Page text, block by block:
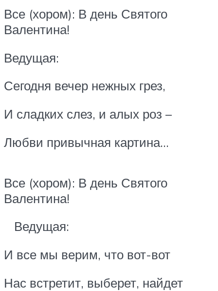
Все (хором): В день Святого
Валентина!
Ведущая:
Сегодня вечер нежных грез,
И сладких слез, и алых роз –
Любви привычная картина…
Все (хором): В день Святого
Валентина!
Ведущая:
И все мы верим, что вот-вот
Нас встретит, выберет, найдет